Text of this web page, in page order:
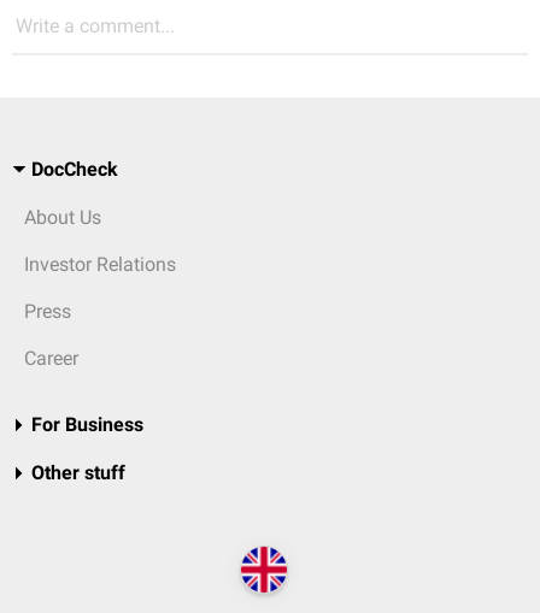
Write a comment...
DocCheck
About Us
Investor Relations
Press
Career
For Business
Other stuff